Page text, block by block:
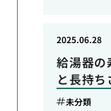
給湯器の
と長持
2025.06.28
未分類